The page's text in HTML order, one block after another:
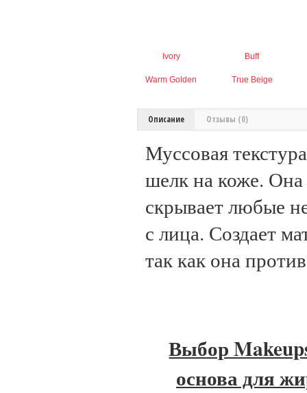
Ivory Buff
Warm Golden True Beige
Описание Отзывы (0)
Муссовая
шелк на коже.
скрывает любые
с лица. Создает
так как она
Выбор
основа для